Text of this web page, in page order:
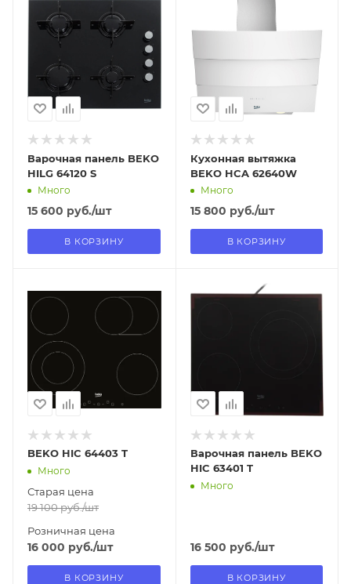
18.08.2026
В наличии в пункте
Нет
Варочная панель BEKO
HILG 64120 S
Много
15 600 руб./шт
В КОРЗИНУ
18.08.2026
В наличии в пункте
самовывоза
Нет
Кухонная вытяжка
BEKO HCA 62640W
Много
15 800 руб./шт
В КОРЗИНУ
Отправим
18.08.2026
В наличии в пункте
самовывоза
Нет
BEKO HIC 64403 T
Много
Старая цена
19 100руб./шт
Розничная цена
16 000 руб./шт
В КОРЗИНУ
Варочная панель BEKO
HIC 63401 T
Много
16 500 руб./шт
В КОРЗИНУ